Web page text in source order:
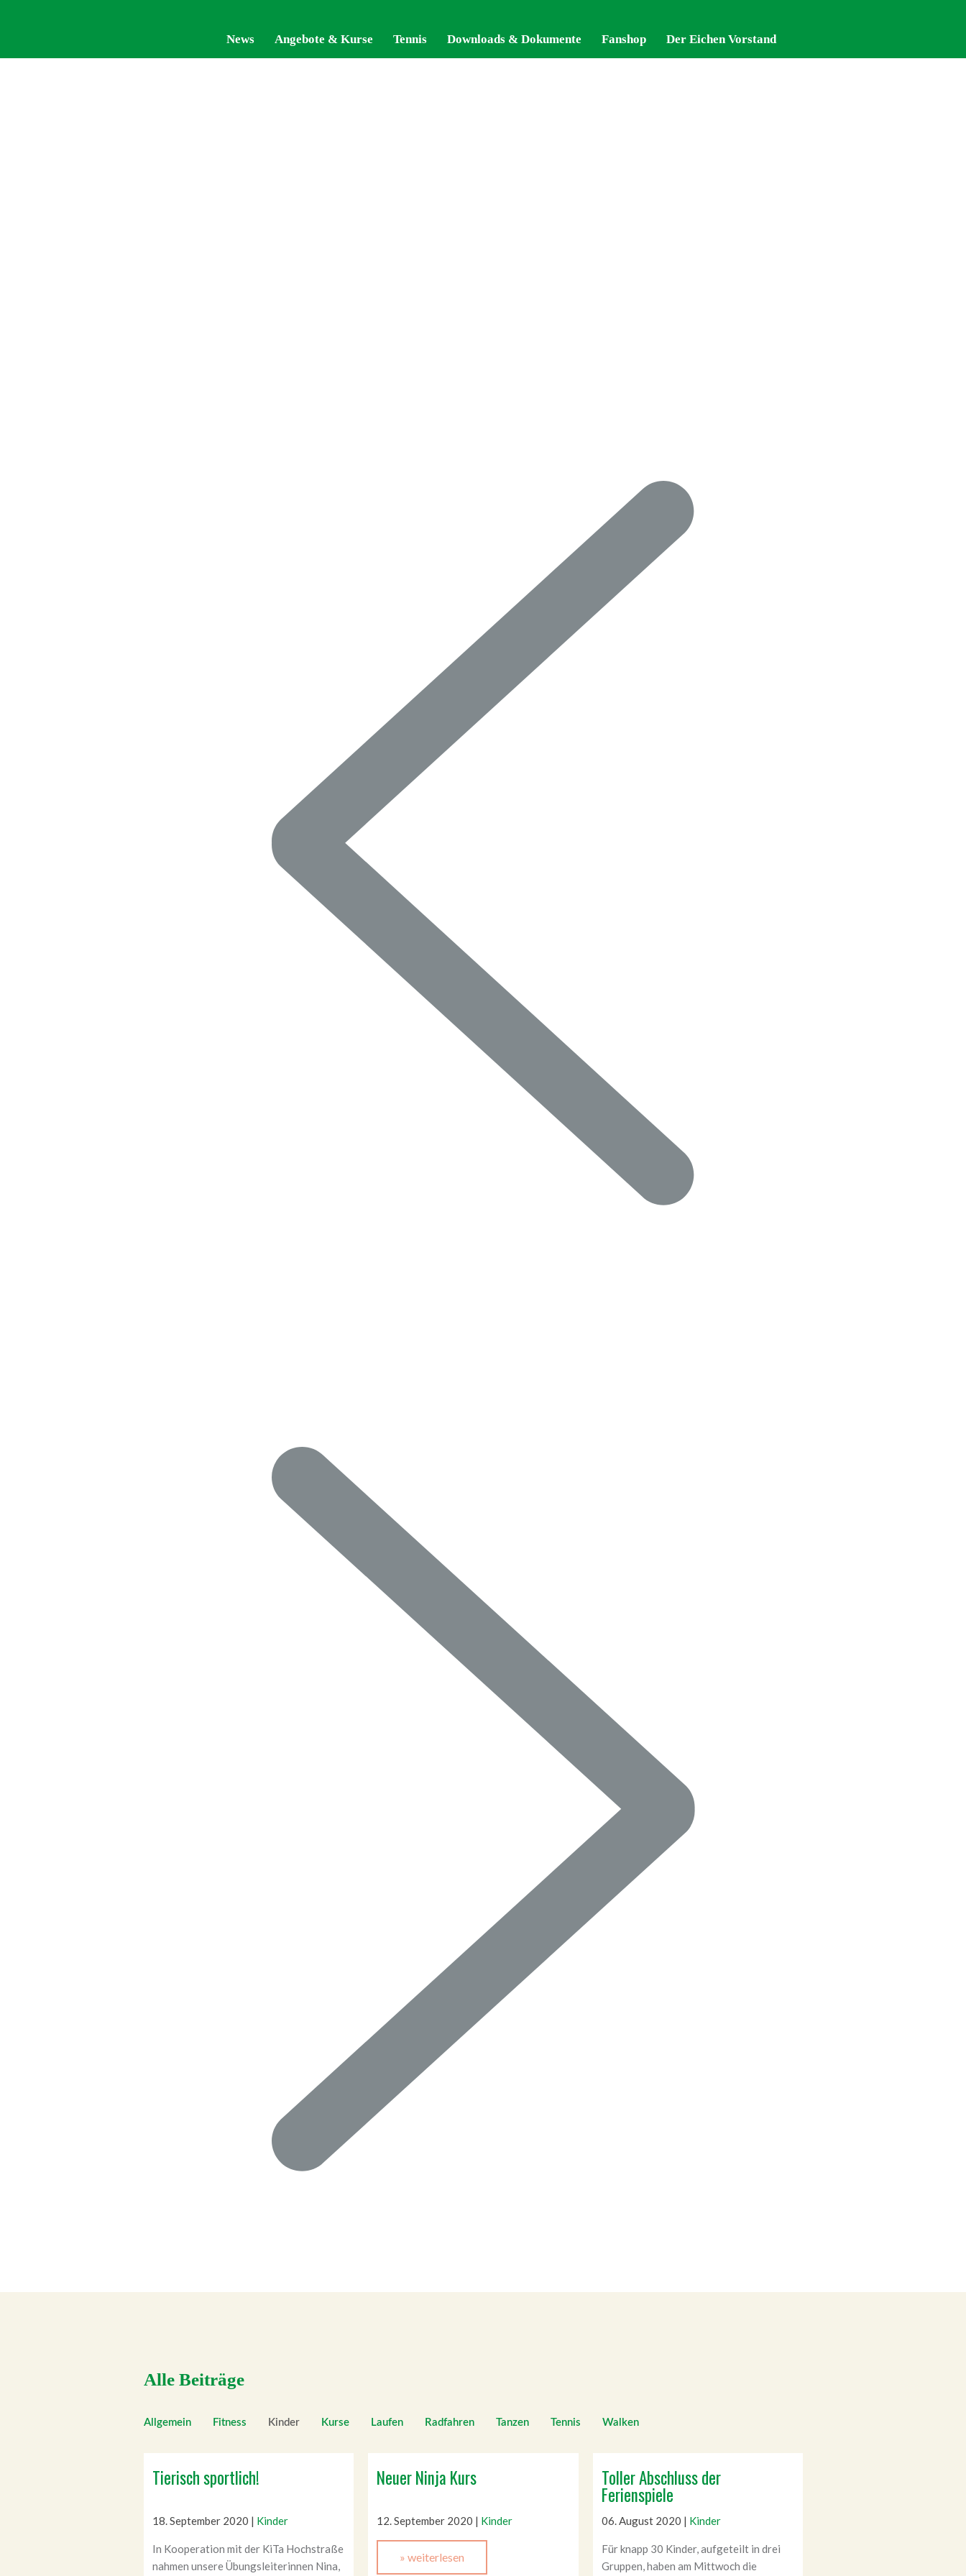
News Angebote & Kurse Tennis Downloads & Dokumente Fanshop Der Eichen Vorstand
News Angebote & Kurse Tennis Downloads & Dokumente Fanshop Der Eichen Vorstand
Alle Beiträge
Allgemein Fitness Kinder Kurse Laufen Radfahren Tanzen Tennis Walken
Tierisch sportlich!
18. September 2020 | Kinder
In Kooperation mit der KiTa Hochstraße
nahmen unsere Übungsleiterinnen Nina,
Neuer Ninja Kurs
12. September 2020 | Kinder
» weiterlesen
Toller Abschluss der
Ferienspiele
06. August 2020 | Kinder
Für knapp 30 Kinder, aufgeteilt in drei
Gruppen, haben am Mittwoch die